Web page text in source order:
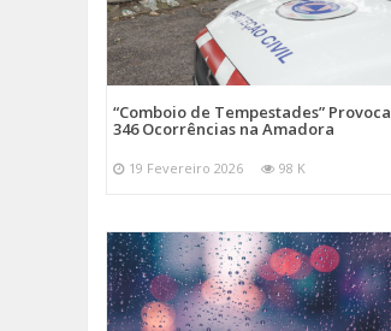
“Comboio de Tempestades” Provoca
346 Ocorrências na Amadora
19 Fevereiro 2026 98 K